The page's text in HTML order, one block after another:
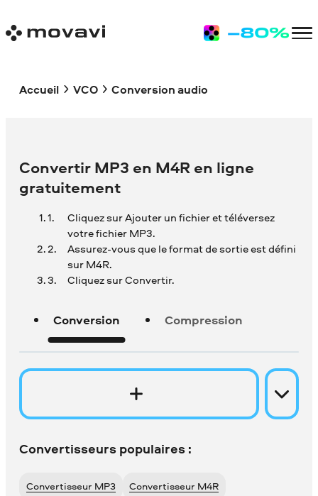
Accueil VCO Conversion audio
Convertir MP3 en M4R en ligne
gratuitement
Cliquez sur Ajouter un fichier et téléversez
votre fichier MP3.
Assurez-vous que le format de sortie est défini
sur M4R.
Cliquez sur Convertir.
Conversion Compression
Convertisseurs populaires :
Convertisseur MP3 Convertisseur M4R